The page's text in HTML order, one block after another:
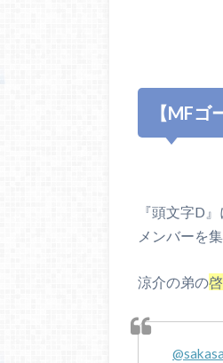
【MF
『頭文字D
メンバーを
涼介の弟の